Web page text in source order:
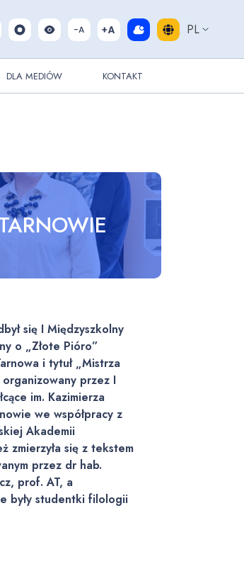
wyszukiwarkę PL
DLA MEDIÓW KONTAKT
się I Międzyszkolny
o „Złote Pióro”
i tytuł „Mistrza
przez I
im. Kazimierza
we współpracy z
Akademii
zmierzyła się z tekstem
przez dr hab.
prof. AT, a
były studentki filologii